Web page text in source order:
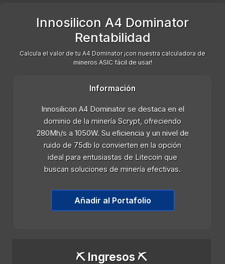
Innosilicon A4 Dominator
Rentabilidad
Calcula el valor de tu A4 Dominator ¡con nuestra calculadora de
mineros ASIC fácil de usar!
Información
Innosilicon A4 Dominator se destaca en el
dominio de la minería Scrypt, ofreciendo
280Mh/s a 1050W. Su eficiencia y un nivel de
ruido de 75db lo convierten en la opción
ideal para entusiastas de Litecoin que
buscan soluciones de minería efectivas.
Añadir al Portafolio
⛏️ Ingresos ⛏️